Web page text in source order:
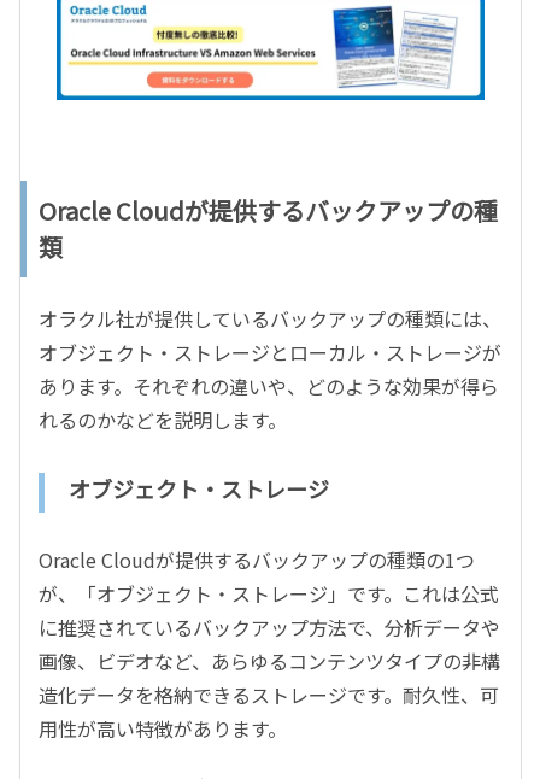
Oracle Cloudが提供するバックアップの種
類
オラクル社が提供しているバックアップの種類には、
オブジェクト・ストレージとローカル・ストレージが
あります。それぞれの違いや、どのような効果が得ら
れるのかなどを説明します。
オブジェクト・ストレージ
Oracle Cloudが提供するバックアップの種類の1つ
が、「オブジェクト・ストレージ」です。これは公式
に推奨されているバックアップ方法で、分析データや
画像、ビデオなど、あらゆるコンテンツタイプの非構
造化データを格納できるストレージです。耐久性、可
用性が高い特徴があります。